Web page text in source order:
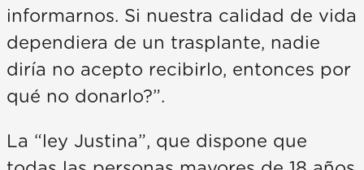
informarnos. Si nuestra calidad de vida
dependiera de un trasplante, nadie
diría no acepto recibirlo, entonces por
qué no donarlo?”.
La “ley Justina”, que dispone que